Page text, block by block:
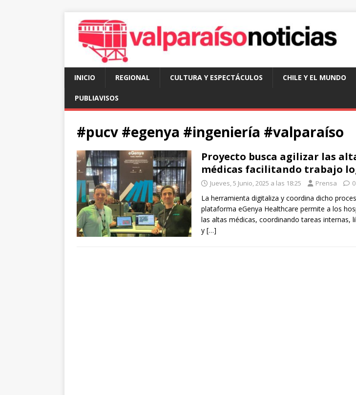
INICIO REGIONAL CULTURA Y ESPECTÁCULOS CHILE Y EL MUNDO
PUBLIAVISOS
#pucv #egenya #ingeniería #valparaíso
Proyecto busca agilizar las
médicas facilitando trabajo
Jueves, 5 Junio, 2025 a las 18:25 Prensa 0
La herramienta digitaliza y coordina dicho
plataforma eGenya Healthcare permite a los
las altas médicas, coordinando tareas internas,
y […]